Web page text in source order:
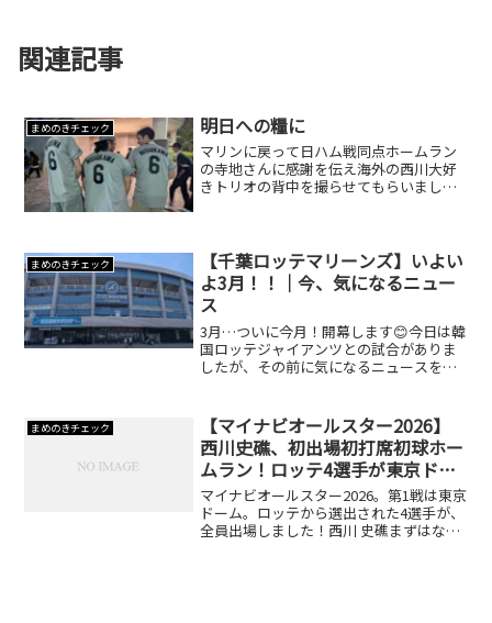
関連記事
まめのきチェック 明日への糧に
マリンに戻って日ハム戦同点ホームラン
の寺地さんに感謝を伝え海外の西川大好
きトリオの背中を撮らせてもらいまし
ちが加藤翔平の応援歌歌って...
まめのきチェック
【千葉ロッテマリーンズ】いよい
よ3月！！｜今、気になるニュー
ス
3月…ついに今月！開幕します😊今日は韓
国ロッテジャイアンツとの試合がありま
したが、その前に気になるニュースを！
げてくださる広報カジさん本当にありが
とうございます！！山本...
まめのきチェック
【マイナビオールスター2026】
西川史礁、初出場初打席初球ホー
ムラン！ロッテ4選手が東京ドー
ムで躍動
マイナビオールスター2026。第1戦は東京
ドーム。ロッテから選出された4選手が、
全員出場しました！西川 史礁まずはなん